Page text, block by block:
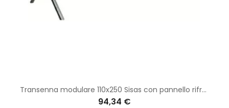
Transenna modulare 110x250 Sisas con pannello rifrangente e completa di zampe tipo normale
94,34 €